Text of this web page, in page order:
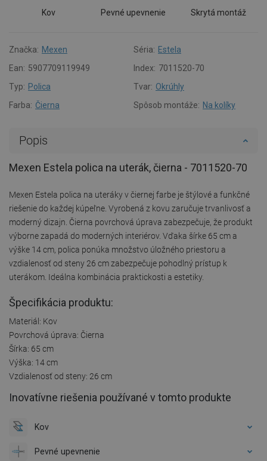
Kov Pevné upevnenie Skrytá montáž
Značka: Mexen Séria: Estela
Ean: 5907709119949 Index: 7011520-70
Typ: Polica Tvar: Okrúhly
Farba: Čierna Spôsob montáže: Na kolíky
Popis
Mexen Estela polica na uterák, čierna - 7011520-70
Mexen Estela polica na uteráky v čiernej farbe je štýlové a funkčné
riešenie do každej kúpeľne. Vyrobená z kovu zaručuje trvanlivosť a
moderný dizajn. Čierna povrchová úprava zabezpečuje, že produkt
výborne zapadá do moderných interiérov. Vďaka šírke 65 cm a
výške 14 cm, polica ponúka množstvo úložného priestoru a
vzdialenosť od steny 26 cm zabezpečuje pohodlný prístup k
uterákom. Ideálna kombinácia praktickosti a estetiky.
Špecifikácia produktu:
Materiál: Kov
Povrchová úprava: Čierna
Šírka: 65 cm
Výška: 14 cm
Vzdialenosť od steny: 26 cm
Inovatívne riešenia používané v tomto produkte
Kov
Pevné upevnenie